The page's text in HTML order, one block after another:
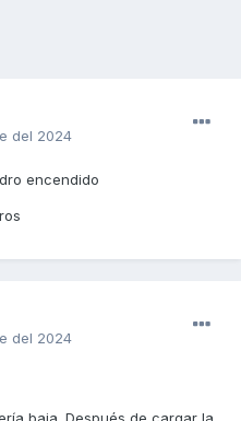
del 2024
encendido
del 2024